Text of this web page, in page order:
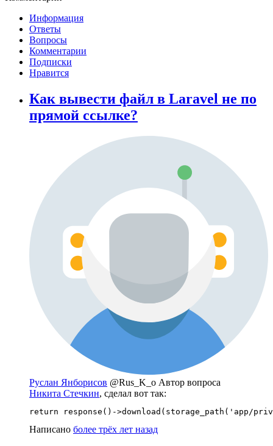
Информация
Ответы
Вопросы
Комментарии
Подписки
Нравится
Как вывести файл в Laravel не по
прямой ссылке?
Руслан Янборисов @Rus_K_o Автор вопроса
Никита Стечкин, сделал вот так:
return response()->download(storage_path('app/
Написано более трёх лет назад